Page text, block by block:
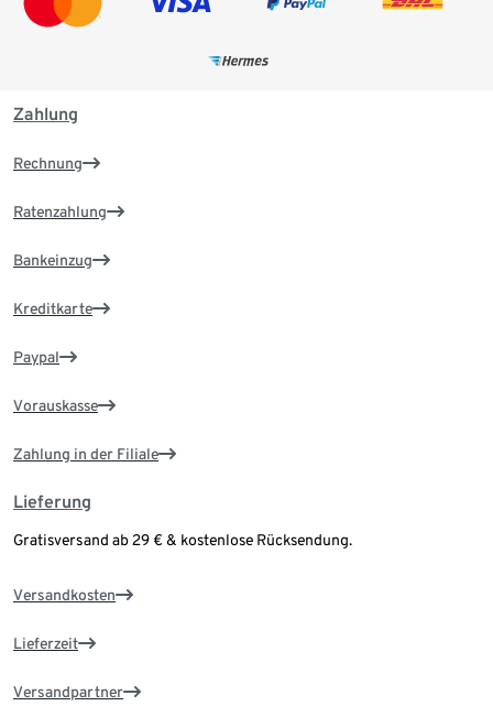
Zahlung
Rechnung
Ratenzahlung
Bankeinzug
Kreditkarte
Paypal
Vorauskasse
Zahlung in der Filiale
Lieferung
Gratisversand ab 29 € & kostenlose Rücksendung.
Versandkosten
Lieferzeit
Versandpartner